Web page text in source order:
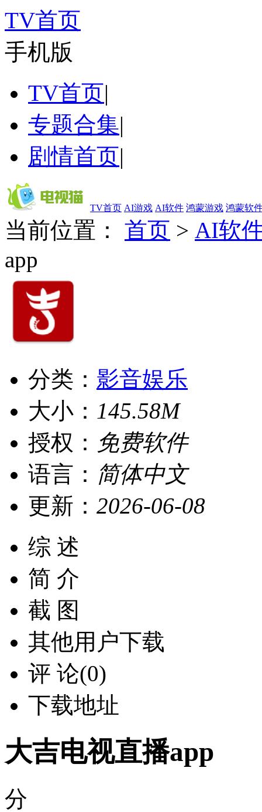
TV首页
手机版
TV首页|
专题合集|
剧情首页|
TV首页 AI游戏 AI软件 鸿蒙游戏 鸿蒙软
当前位置： 首页 > AI软
app
分类： 影音娱乐
大小： 145.58M
授权： 免费软件
语言： 简体中文
更新： 2026-06-08
综 述
简 介
截 图
其他用户下载
评 论(0)
下载地址
大吉电视直播app
分